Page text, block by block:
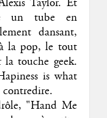
un tube en
dansant,
la pop, le tout
touche geek.
is what
"Hand Me